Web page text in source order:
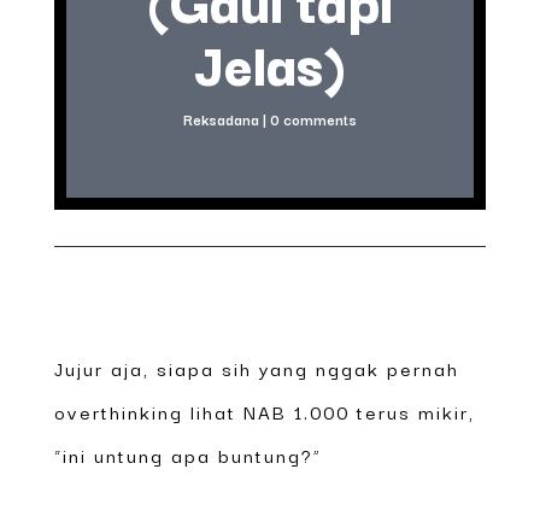
Jelas)
Reksadana | 0 comments
Jujur aja, siapa sih yang nggak pernah
overthinking lihat NAB 1.000 terus mikir,
“ini untung apa buntung?”